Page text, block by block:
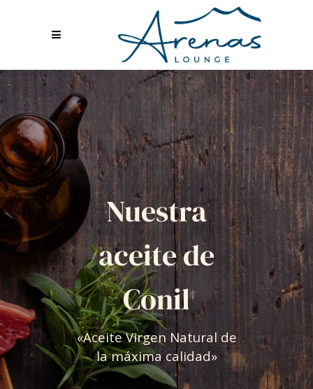
Nuestra
aceite de
Conil
«Aceite Virgen Natural de
la máxima calidad»